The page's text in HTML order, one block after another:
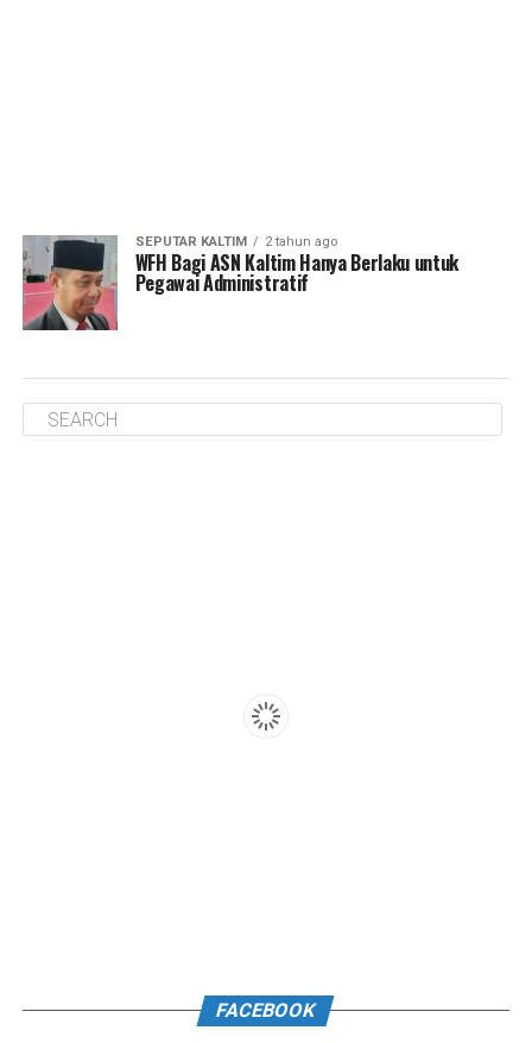
SEPUTAR KALTIM 2 tahun ago
WFH Bagi ASN Kaltim Hanya Berlaku untuk
Pegawai Administratif
FACEBOOK